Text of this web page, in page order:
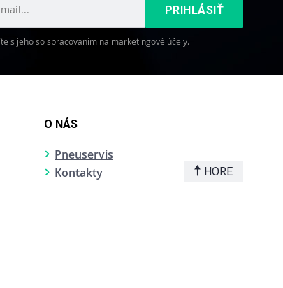
PRIHLÁSIŤ
s jeho so spracovaním na marketingové účely.
O NÁS
Pneuservis
Kontakty
HORE